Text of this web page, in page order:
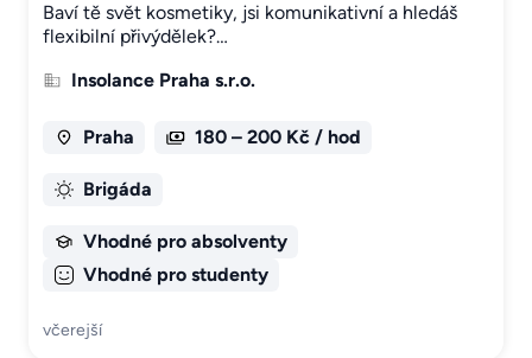
Baví tě svět kosmetiky, jsi komunikativní a hledáš
flexibilní přivýdělek?…
Insolance Praha s.r.o.
Praha 180 – 200 Kč / hod
Brigáda
Vhodné pro absolventy
Vhodné pro studenty
včerejší